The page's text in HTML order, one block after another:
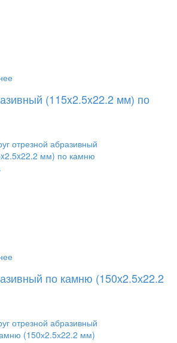
(115x2.5x22.2 мм) по
по камню (150х2.5х22.2